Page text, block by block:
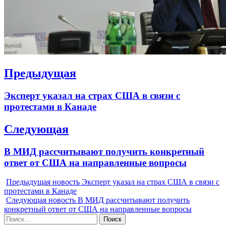
Навигация
записям
Предыдущая
Previous
Эксперт указал на страх США в связи с
протестами в Канаде
Следующая
Next
В МИД рассчитывают получить конкретный
ответ от США на направленные вопросы
Предыдущая новость Эксперт указал на страх США в связи с
протестами в Канаде
Следующая новость В МИД рассчитывают получить
конкретный ответ от США на направленные вопросы
Найти: